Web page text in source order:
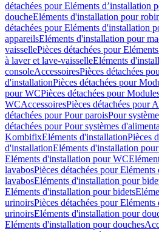
détachées pour Eléments d’installation
doucheEléments d'installation pour
détachées pour Eléments d'installation
appareilsEléments d'installation pour
vaissellePièces détachées pour
à laver et lave-vaisselleEléments
consoleAccessoiresPièces détachées
d'installationPièces détachées pour
pour WCPièces détachées pour
WCAccessoiresPièces détachées pour
détachées pour Pour paroisPour
détachées pour Pour systèmes
KombifixEléments d'installationPièces
d'installationEléments d'installation
Eléments d'installation pour WC
lavabosPièces détachées pour
lavabosEléments d'installation pour
Eléments d'installation pour bidets
urinoirsPièces détachées pour
urinoirsEléments d'installation pour
Eléments d'installation pour douches